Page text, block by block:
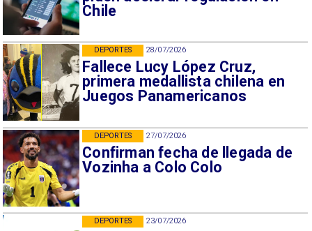
Chile
28/07/2026
Fallece Lucy López Cruz,
primera medallista chilena en
Juegos Panamericanos
DEPORTES
27/07/2026
Confirman fecha de llegada de
Vozinha a Colo Colo
DEPORTES
23/07/2026
DEPORTES